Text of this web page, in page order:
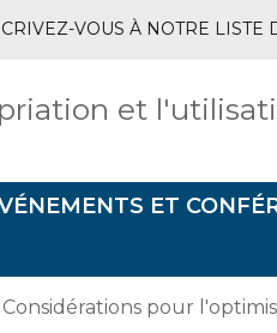
VOUS À NOTRE LISTE
et
ET
pour